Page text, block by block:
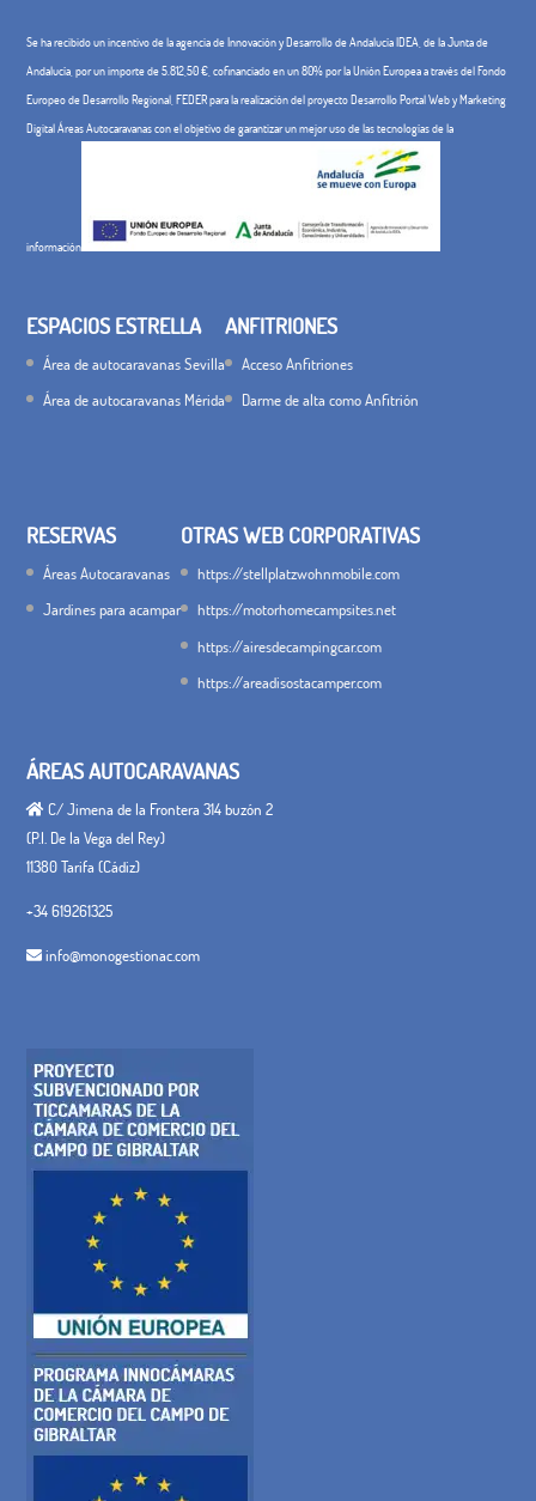
Se ha recibido un incentivo de la agencia de Innovación y Desarrollo de Andalucía IDEA, de la Junta de
Andalucía, por un importe de 5.812,50 €, cofinanciado en un 80% por la Unión Europea a través del Fondo
Europeo de Desarrollo Regional, FEDER para la realización del proyecto Desarrollo Portal Web y Marketing
Digital Áreas Autocaravanas con el objetivo de garantizar un mejor uso de las tecnologías de la
información
ESPACIOS ESTRELLA
Área de autocaravanas Sevilla
Área de autocaravanas Mérida
ANFITRIONES
Acceso Anfitriones
Darme de alta como Anfitrión
RESERVAS
Áreas Autocaravanas
Jardines para acampar
OTRAS WEB CORPORATIVAS
https://stellplatzwohnmobile.com
https://motorhomecampsites.net
https://airesdecampingcar.com
https://areadisostacamper.com
ÁREAS AUTOCARAVANAS
C/ Jimena de la Frontera 314 buzón 2
(P.I. De la Vega del Rey)
11380 Tarifa (Cádiz)
+34 619261325
info@monogestionac.com